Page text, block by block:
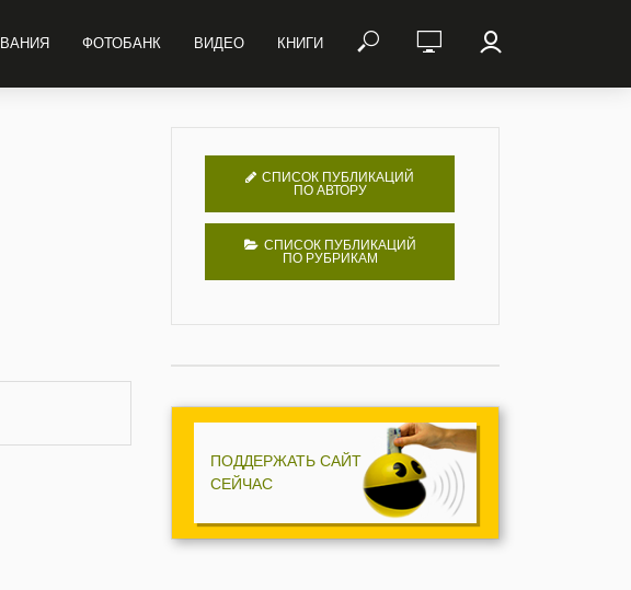
ФОТОБАНК ВИДЕО КНИГИ
СПИСОК ПУБЛИКАЦИЙ
ПО АВТОРУ
СПИСОК ПУБЛИКАЦИЙ
ПО РУБРИКАМ
ПОДДЕРЖАТЬ САЙТ
СЕЙЧАС